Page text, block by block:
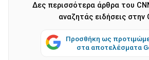
Δες περισσότερα άρθρα του
αναζητάς ειδήσεις στην
Προσθήκη ως
στα αποτελέσματα